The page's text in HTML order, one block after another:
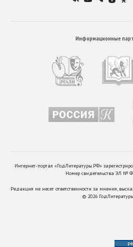
Информационные
Интернет-портал «ГодЛитературы.РФ»
Номер свидетельства ЭЛ №
Редакция не несет ответственности за мнения,
© 2026